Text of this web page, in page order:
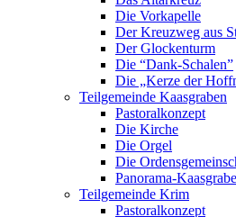
Die Vorkapelle
Der Kreuzweg aus
Der Glockenturm
Die “Dank-Schalen”
Die „Kerze der
Teilgemeinde Kaasgraben
Pastoralkonzept
Die Kirche
Die Orgel
Die
Panorama-
Teilgemeinde Krim
Pastoralkonzept